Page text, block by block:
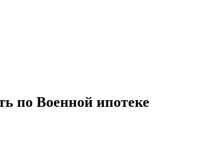
по Военной ипотеке